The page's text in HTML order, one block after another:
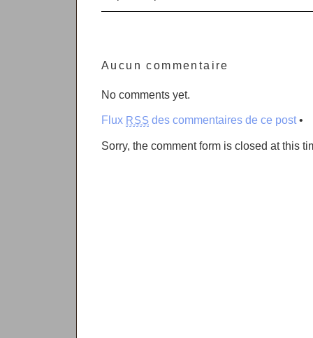
Aucun commentaire
No comments yet.
Flux RSS des commentaires de ce post•
Sorry, the comment form is closed at this